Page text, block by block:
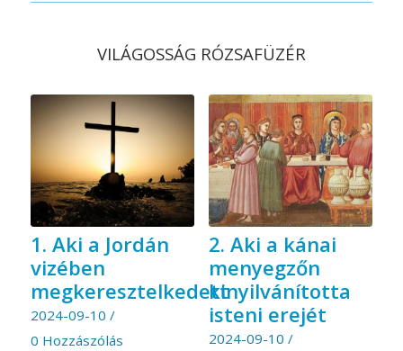
VILÁGOSSÁG RÓZSAFÜZÉR
1. Aki a Jordán
vizében
megkeresztelkedett
2024-09-10 /
0 Hozzászólás
2. Aki a kánai
menyegzőn
kinyilvánította
isteni erejét
2024-09-10 /